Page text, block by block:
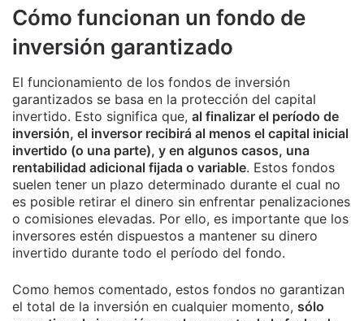
Cómo funcionan un fondo de
inversión garantizado
El funcionamiento de los fondos de inversión
garantizados se basa en la protección del capital
invertido. Esto significa que, al finalizar el período de
inversión, el inversor recibirá al menos el capital inicial
invertido (o una parte), y en algunos casos, una
rentabilidad adicional fijada o variable. Estos fondos
suelen tener un plazo determinado durante el cual no
es posible retirar el dinero sin enfrentar penalizaciones
o comisiones elevadas. Por ello, es importante que los
inversores estén dispuestos a mantener su dinero
invertido durante todo el período del fondo.
Como hemos comentado, estos fondos no garantizan
el total de la inversión en cualquier momento, sólo